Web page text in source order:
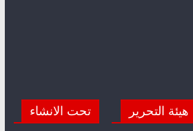
هيئة التحرير تحت الانشاء